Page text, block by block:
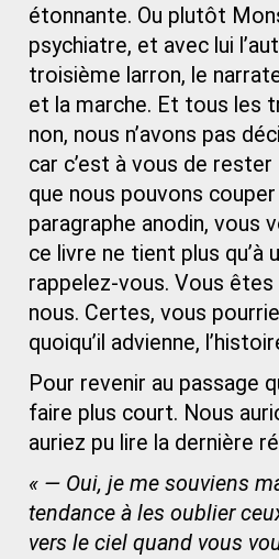
étonnante. Ou plutôt
psychiatre, et avec lui
troisième larron, le
et la marche. Et tous les
non, nous n’avons pas
car c’est à vous de
que nous pouvons
paragraphe anodin, vous
ce livre ne tient plus
rappelez-vous. Vous
nous. Certes, vous
quoiqu’il advienne,
Pour revenir au passage
faire plus court. Nous
auriez pu lire la dernière
« — Oui, je me souviens
tendance à les oublier
vers le ciel quand vous